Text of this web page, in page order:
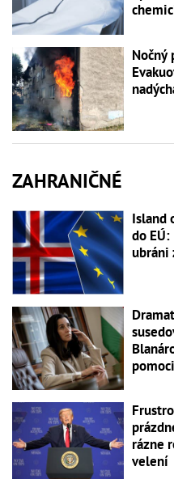
Nočný
ZAHRANIČNÉ
Island
do
ubráni
pomoci
rázne
velení